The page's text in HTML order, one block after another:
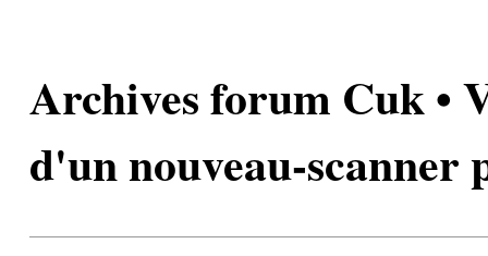
Archives forum Cuk •
d'un nouveau-scanner